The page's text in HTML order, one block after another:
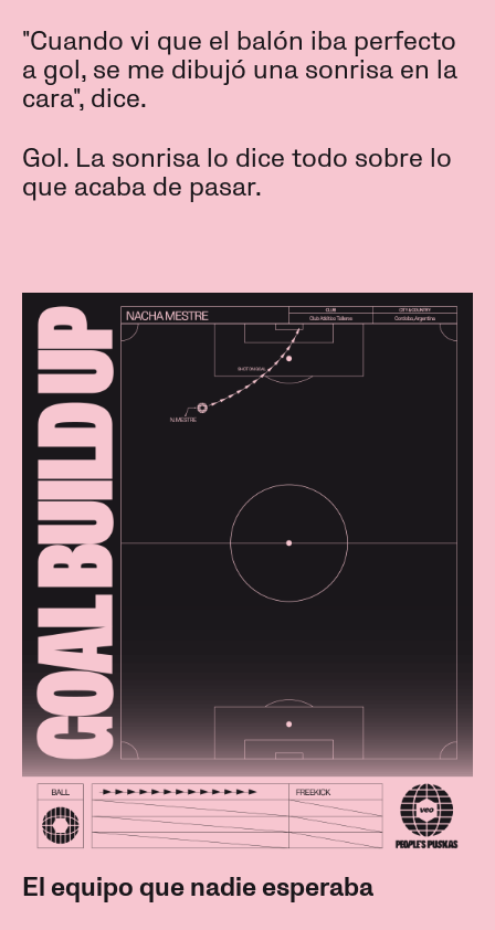
"Cuando vi que el balón iba perfecto
a gol, se me dibujó una sonrisa en la
cara", dice.
Gol. La sonrisa lo dice todo sobre lo
que acaba de pasar.
El equipo que nadie esperaba